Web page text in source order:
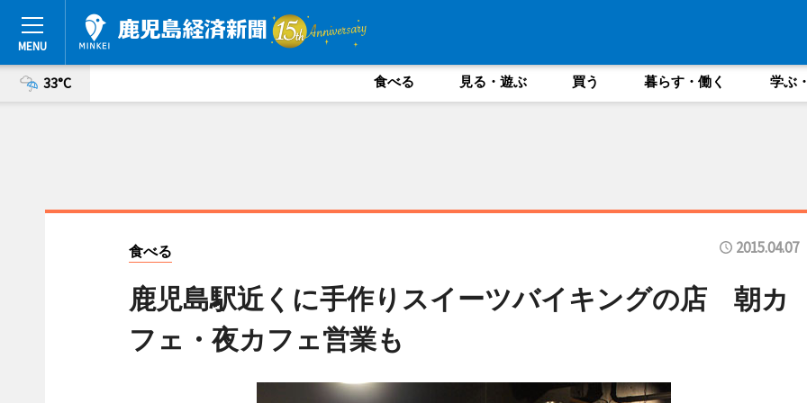
33°C 食べる 見る・遊ぶ 買う 暮らす・働く 学ぶ
食べる 2015.04.07
鹿児島駅近くに手作りスイーツバイキングの店 朝カ
フェ・夜カフェ営業も